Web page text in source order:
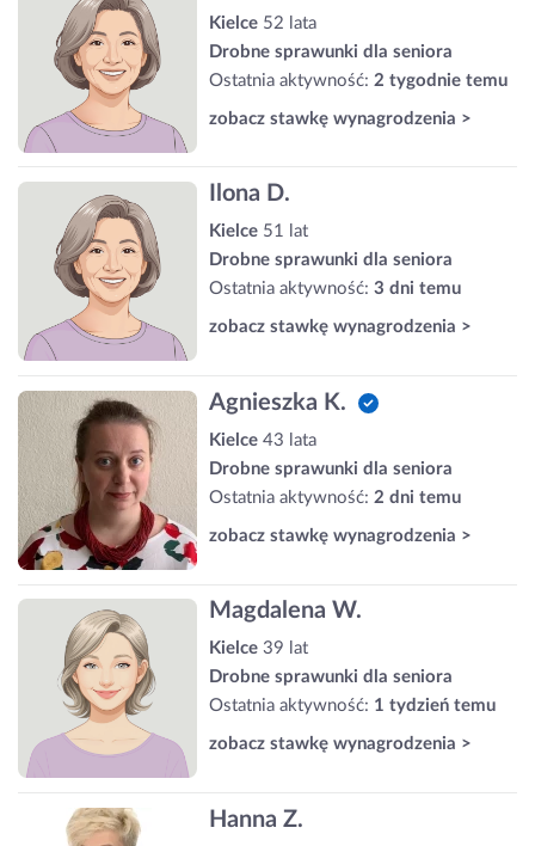
Kielce 52 lata
Drobne sprawunki dla seniora
Ostatnia aktywność: 2 tygodnie temu
zobacz stawkę wynagrodzenia >
Ilona D.
Kielce 51 lat
Drobne sprawunki dla seniora
Ostatnia aktywność: 3 dni temu
zobacz stawkę wynagrodzenia >
Agnieszka K.
Kielce 43 lata
Drobne sprawunki dla seniora
Ostatnia aktywność: 2 dni temu
zobacz stawkę wynagrodzenia >
Magdalena W.
Kielce 39 lat
Drobne sprawunki dla seniora
Ostatnia aktywność: 1 tydzień temu
zobacz stawkę wynagrodzenia >
Hanna Z.